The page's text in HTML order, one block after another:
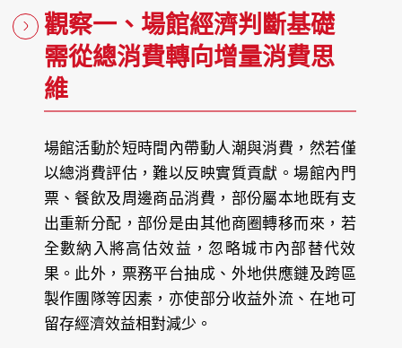
觀察一、場館經濟判斷基礎
需從總消費轉向增量消費思
維
場館活動於短時間內帶動人潮與消費，然若僅
以總消費評估，難以反映實質貢獻。場館內門
票、餐飲及周邊商品消費，部份屬本地既有支
出重新分配，部份是由其他商圈轉移而來，若
全數納入將高估效益，忽略城市內部替代效
果。此外，票務平台抽成、外地供應鏈及跨區
製作團隊等因素，亦使部分收益外流、在地可
留存經濟效益相對減少。